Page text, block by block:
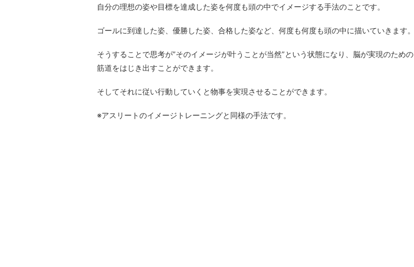
自分の理想の姿や目標を達成した姿を何度も頭の中でイメージする手法のことです。
ゴールに到達した姿、優勝した姿、合格した姿など、何度も何度も頭の中に描いていきます。
そうすることで思考が”そのイメージが叶うことが当然”という状態になり、脳が実現のための
筋道をはじき出すことができます。
そしてそれに従い行動していくと物事を実現させることができます。
※アスリートのイメージトレーニングと同様の手法です。